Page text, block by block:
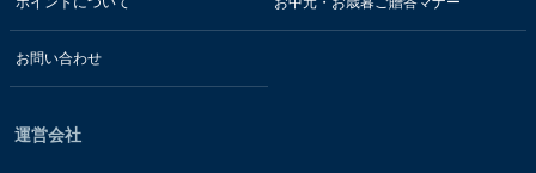
お問い合わせ
運営会社